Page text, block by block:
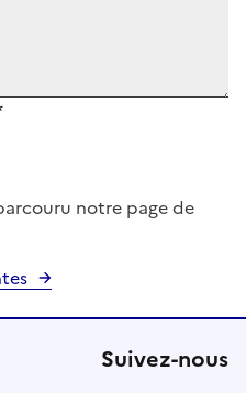
notre page de
Suivez-nous